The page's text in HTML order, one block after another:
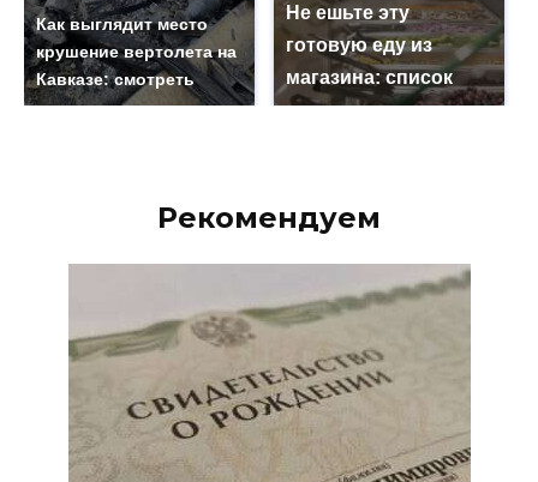
Как выглядит место
крушение вертолета на
Кавказе: смотреть
Не ешьте эту
готовую еду из
магазина: список
Рекомендуем